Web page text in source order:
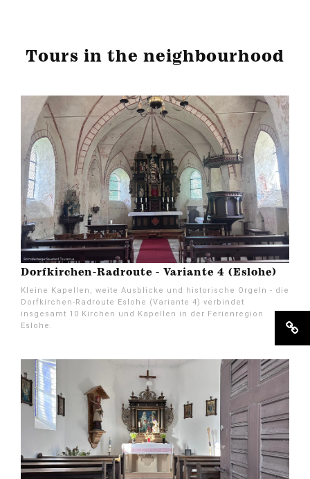
Tours in the neighbourhood
Dorfkirchen-Radroute - Variante 4 (Eslohe)
Kleine Kapellen, weite Ausblicke und historische Orgeln - die
Dorfkirchen-Radroute Eslohe (Variante 4) verbindet
insgesamt 10 Kirchen und Kapellen in der Ferienregion
Eslohe.